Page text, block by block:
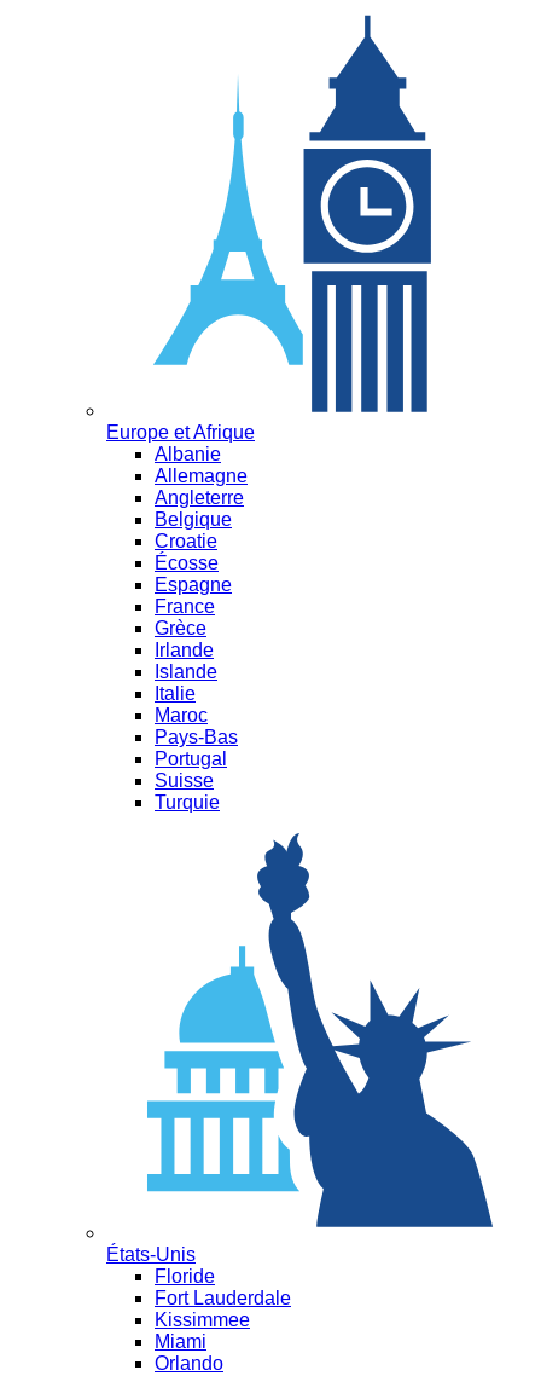
Europe et Afrique
Albanie
Allemagne
Angleterre
Belgique
Croatie
Écosse
Espagne
France
Grèce
Irlande
Islande
Italie
Maroc
Pays-Bas
Portugal
Suisse
Turquie
États-Unis
Floride
Fort Lauderdale
Kissimmee
Miami
Orlando